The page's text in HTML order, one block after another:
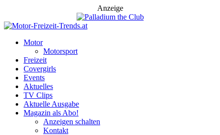
Anzeige
Motor
Motorsport
Freizeit
Covergirls
Events
Aktuelles
TV Clips
Aktuelle Ausgabe
Magazin als Abo!
Anzeigen schalten
Kontakt